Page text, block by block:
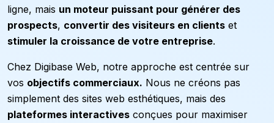
ligne, mais un moteur puissant pour générer des
prospects, convertir des visiteurs en clients et
stimuler la croissance de votre entreprise.
Chez Digibase Web, notre approche est centrée sur
vos objectifs commerciaux. Nous ne créons pas
simplement des sites web esthétiques, mais des
plateformes interactives conçues pour maximiser